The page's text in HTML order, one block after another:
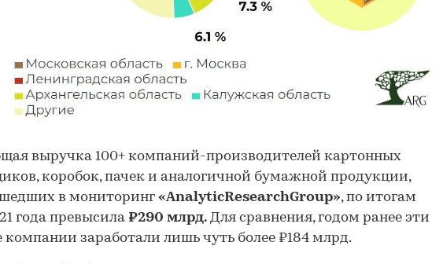
выручка 100+ компаний-производителей картонных
коробок, пачек и аналогичной бумажной продукции,
в мониторинг «AnalyticResearchGroup», по итогам
года превысила ₽290 млрд. Для сравнения, годом ранее эти
компании заработали лишь чуть более ₽184 млрд.